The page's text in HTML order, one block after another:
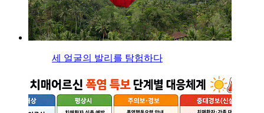
세 얼굴의 발리를 탐험하다